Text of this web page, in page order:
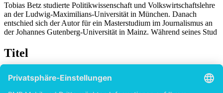
Tobias Betz studierte Politikwissenschaft und Volkswirtschaftslehre
an der Ludwig-Maximilians-Universität in München. Danach
entschied sich der Autor für ein Masterstudium im Journalismus an
der Johannes Gutenberg-Universität in Mainz. Während seines Stud
Titel